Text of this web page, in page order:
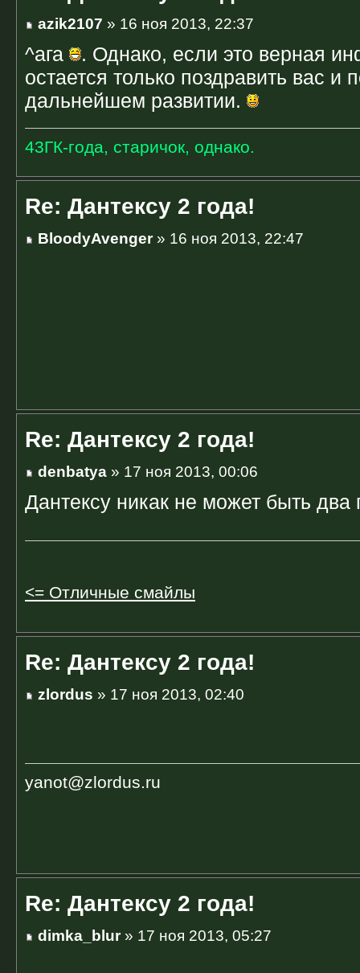
azik2107 » 16 ноя 2013, 22:37
^ага
. Однако, если это верная
остается только поздравить вас и
дальнейшем развитии.
43ГК-года, старичок, однако.
Re: Дантексу 2 года!
BloodyAvenger» 16 ноя 2013, 22:47
Re: Дантексу 2 года!
denbatya » 17 ноя 2013, 00:06
Дантексу никак не может быть два
<= Отличные смайлы
Re: Дантексу 2 года!
zlordus » 17 ноя 2013, 02:40
yanot@zlordus.ru
Re: Дантексу 2 года!
dimka_blur» 17 ноя 2013, 05:27